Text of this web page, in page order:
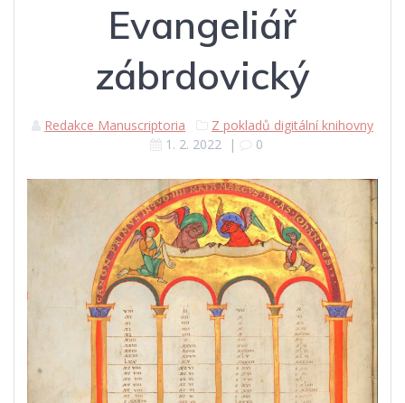
Evangeliář
zábrdovický
Redakce Manuscriptoria
Z pokladů digitální knihovny
1. 2. 2022| 0